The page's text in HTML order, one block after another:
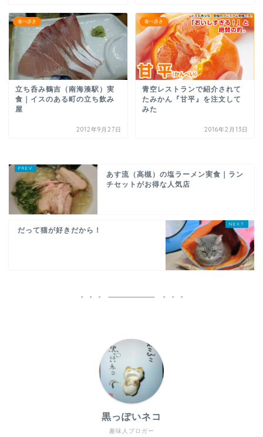
食べ歩き
立ち呑み鶴吉（南海湊駅）実
食｜イスのある町の立ち飲み
屋
2012年9月27日
食べ歩き
青空レストランで紹介されて
たみかん『甘平』を注文して
みた
2016年2月13日
あす流（高槻）の塩ラーメン実食｜ラン
チセットがお得な人気店
だって猫が好きだから！
趣味人ブロガー
黒っぽいネコ